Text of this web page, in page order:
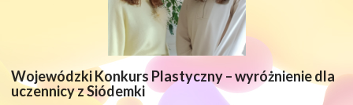
Wojewódzki Konkurs Plastyczny – wyróżnienie dla
uczennicy z Siódemki